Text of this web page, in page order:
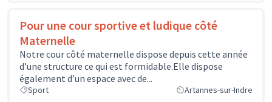
Pour une cour sportive et ludique côté
Maternelle
Notre cour côté maternelle dispose depuis cette année
d’une structure ce qui est formidable.Elle dispose
également d’un espace avec de...
Sport Artannes-sur-Indre